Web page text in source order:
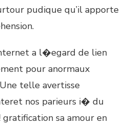
pudique qu’il apporte
a l�egard de lien
pour anormaux
telle avertisse
nos parieurs i� du
sa amour en